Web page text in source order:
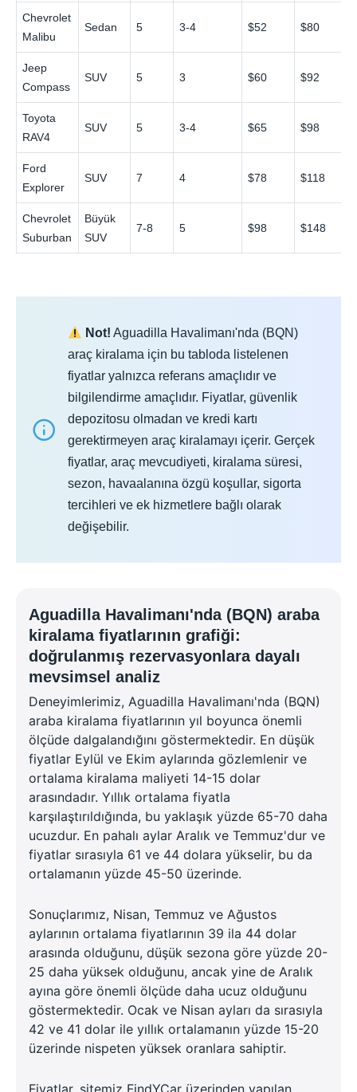
Chevrolet
Malibu
Sedan 5 3-4 $52 $80
Jeep
Compass
SUV 5 3 $60 $92
Toyota
RAV4
SUV 5 3-4 $65 $98
Ford
Explorer
SUV 7 4 $78 $118
Chevrolet
Suburban
Büyük
SUV
7-8 5 $98 $148
Not! Aguadilla Havalimanı'nda (BQN)
araç kiralama için bu tabloda listelenen
fiyatlar yalnızca referans amaçlıdır ve
bilgilendirme amaçlıdır. Fiyatlar, güvenlik
depozitosu olmadan ve kredi kartı
gerektirmeyen araç kiralamayı içerir. Gerçek
fiyatlar, araç mevcudiyeti, kiralama süresi,
sezon, havaalanına özgü koşullar, sigorta
tercihleri ve ek hizmetlere bağlı olarak
değişebilir.
Aguadilla Havalimanı'nda (BQN) araba
kiralama fiyatlarının grafiği:
doğrulanmış rezervasyonlara dayalı
mevsimsel analiz
Deneyimlerimiz, Aguadilla Havalimanı'nda (BQN)
araba kiralama fiyatlarının yıl boyunca önemli
ölçüde dalgalandığını göstermektedir. En düşük
fiyatlar Eylül ve Ekim aylarında gözlemlenir ve
ortalama kiralama maliyeti 14-15 dolar
arasındadır. Yıllık ortalama fiyatla
karşılaştırıldığında, bu yaklaşık yüzde 65-70 daha
ucuzdur. En pahalı aylar Aralık ve Temmuz'dur ve
fiyatlar sırasıyla 61 ve 44 dolara yükselir, bu da
ortalamanın yüzde 45-50 üzerinde.
Sonuçlarımız, Nisan, Temmuz ve Ağustos
aylarının ortalama fiyatlarının 39 ila 44 dolar
arasında olduğunu, düşük sezona göre yüzde 20-
25 daha yüksek olduğunu, ancak yine de Aralık
ayına göre önemli ölçüde daha ucuz olduğunu
göstermektedir. Ocak ve Nisan ayları da sırasıyla
42 ve 41 dolar ile yıllık ortalamanın yüzde 15-20
üzerinde nispeten yüksek oranlara sahiptir.